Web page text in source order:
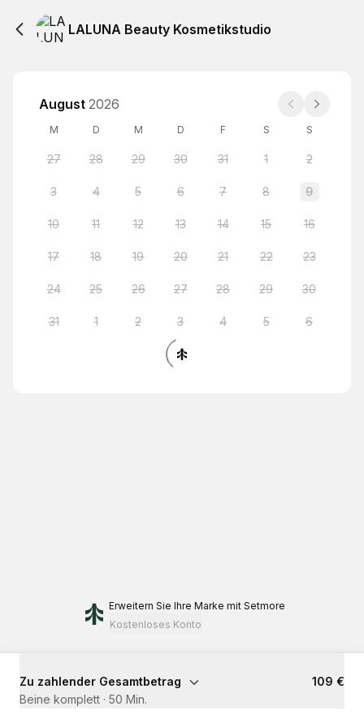
LALUNA Beauty Kosmetikstudio
August 2026
M D M D F S S
27 28 29 30 31 1 2
3 4 5 6 7 8 9
10 11 12 13 14 15 16
17 18 19 20 21 22 23
24 25 26 27 28 29 30
31 1 2 3 4 5 6
Erweitern Sie Ihre Marke mit Setmore
Kostenloses Konto
Zu zahlender Gesamtbetrag
109 €
Beine komplett · 50 Min.